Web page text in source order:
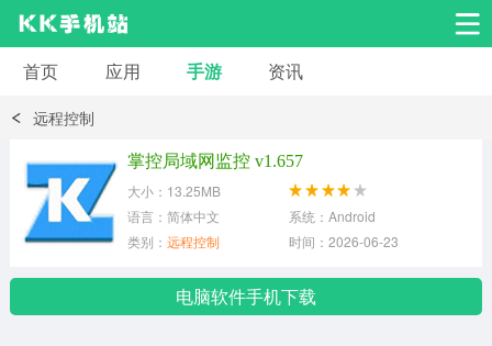
安卓应用
小说漫画
首页 应用 手游 资讯
远程控制
掌控局域网监控 v1.657
大小：13.25MB
语言：简体中文
系统：Android
类别： 远程控制 时间：2026-06-23
电脑软件手机下载